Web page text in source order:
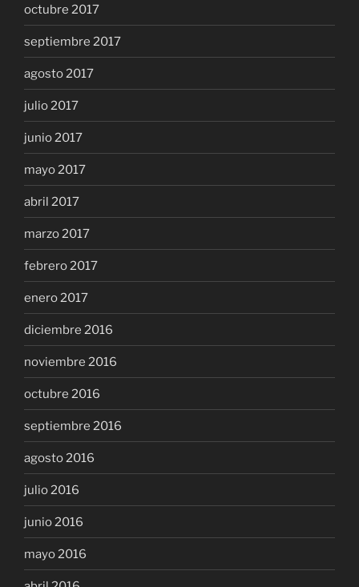
octubre 2017
septiembre 2017
agosto 2017
julio 2017
junio 2017
mayo 2017
abril 2017
marzo 2017
febrero 2017
enero 2017
diciembre 2016
noviembre 2016
octubre 2016
septiembre 2016
agosto 2016
julio 2016
junio 2016
mayo 2016